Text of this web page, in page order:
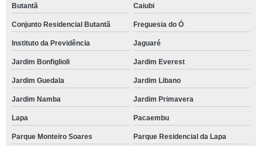
Butantã Caiubi
Conjunto Residencial Butantã Freguesia do Ó
Instituto da Previdência Jaguaré
Jardim Bonfiglioli Jardim Everest
Jardim Guedala Jardim Libano
Jardim Namba Jardim Primavera
Lapa Pacaembu
Parque Monteiro Soares Parque Residencial da Lapa